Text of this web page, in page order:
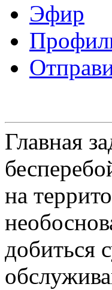
Эфир
Главная
на
добиться